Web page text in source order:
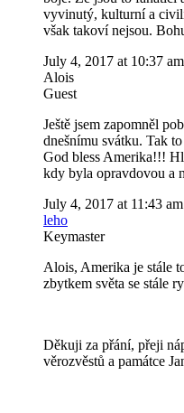
vyvinutý, kulturní a
však takoví nejsou.
July 4, 2017 at 10:37 am
Alois
Guest
Ještě jsem zapomněl
dnešnímu svátku. Tak
God bless Amerika!!!
kdy byla opravdovou a
July 4, 2017 at 11:43 am
leho
Keymaster
Alois, Amerika je stále
zbytkem světa se stále
Děkuji za přání, přeji
věrozvěstů a památce